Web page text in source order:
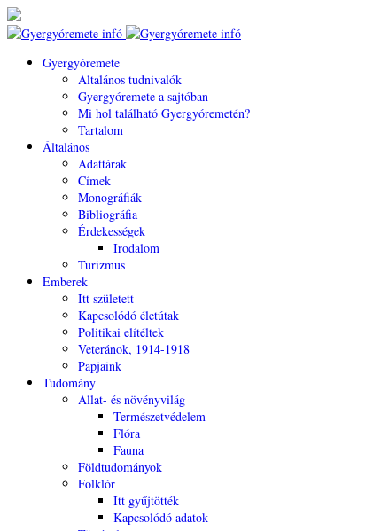
Gyergyóremete
Általános tudnivalók
Gyergyóremete a sajtóban
Mi hol található Gyergyóremetén?
Tartalom
Általános
Adattárak
Címek
Monográfiák
Bibliográfia
Érdekességek
Irodalom
Turizmus
Emberek
Itt született
Kapcsolódó életútak
Politikai elítéltek
Veteránok, 1914-1918
Papjaink
Tudomány
Állat- és növényvilág
Természetvédelem
Flóra
Fauna
Földtudományok
Folklór
Itt gyűjtötték
Kapcsolódó adatok